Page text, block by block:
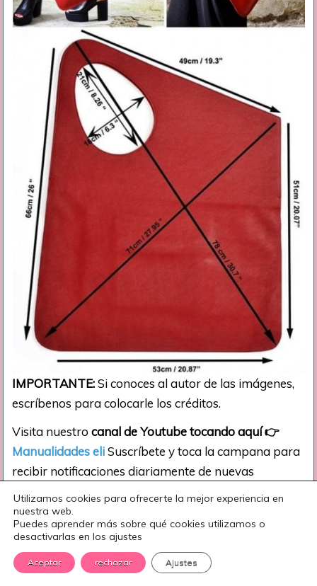
IMPORTANTE:Si conoces al autor de las imágenes,
escríbenos para colocarle los créditos.
Visita nuestrocanal de Youtube tocando aquí👉
Manualidades eliSuscríbete y toca la campana para
recibir notificaciones diariamente de nuevas
¡Te esperamos! …
¡COMPARTE ESTA MANUALIDAD EN TODAS TUS
Utilizamos cookies para ofrecerte la mejor experiencia en
nuestra web.
Puedes aprender más sobre qué cookies utilizamos o
desactivarlas en los ajustes
Aceptar rechazar Ajustes